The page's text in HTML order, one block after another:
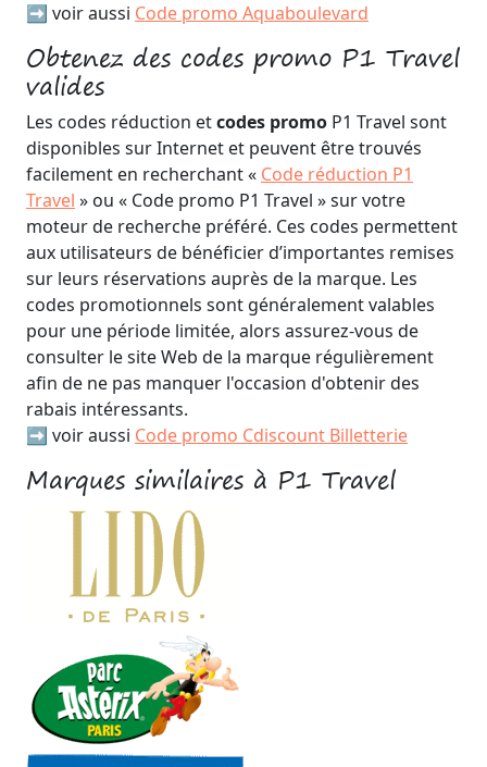
➡️ voir aussi Code promo Aquaboulevard
Obtenez des codes promo P1 Travel
valides
Les codes réduction etcodes promo P1 Travel sont
disponibles sur Internet et peuvent être trouvés
facilement en recherchant « Code réduction P1
Travel » ou « Code promo P1 Travel » sur votre
moteur de recherche préféré. Ces codes permettent
aux utilisateurs de bénéficier d’importantes remises
sur leurs réservations auprès de la marque. Les
codes promotionnels sont généralement valables
pour une période limitée, alors assurez-vous de
consulter le site Web de la marque régulièrement
afin de ne pas manquer l'occasion d'obtenir des
rabais intéressants.
➡️ voir aussi Code promo Cdiscount Billetterie
Marques similaires à P1 Travel